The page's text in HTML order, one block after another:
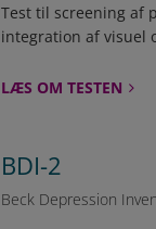
Test til screening af
integration af visuel
LÆS OM TESTEN
BDI-2
Beck Depression